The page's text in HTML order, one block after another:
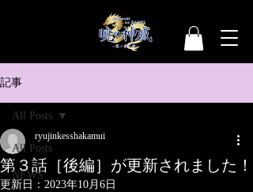
記事
All Posts
NEWS
All Posts
第３話［後編］が更新されました！
ryujinkesshakamui
更新日： 2023年10月6日